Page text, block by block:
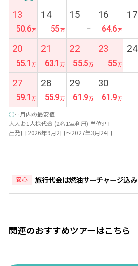
13
50.6
14
55
15
ー
16
64.6
17
20
65.1
21
63.1
22
55.5
23
55
24
27
59.1
28
55.9
29
61.9
30
61.9
○…月内の最安値
大人お1人様代金 (2名1室利用) 単位:円
出発日:2026年9月2日～2027年3月24日
安心 旅行代金は燃油サーチャージ込み
関連のおすすめツアーはこちら